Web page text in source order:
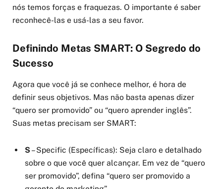
nós temos forças e fraquezas. O importante é saber
reconhecê-las e usá-las a seu favor.
Definindo Metas SMART: O Segredo do
Sucesso
Agora que você já se conhece melhor, é hora de
definir seus objetivos. Mas não basta apenas dizer
“quero ser promovido” ou “quero aprender inglês”.
Suas metas precisam ser SMART:
S – Specific (Específicas): Seja claro e detalhado
sobre o que você quer alcançar. Em vez de “quero
ser promovido”, defina “quero ser promovido a